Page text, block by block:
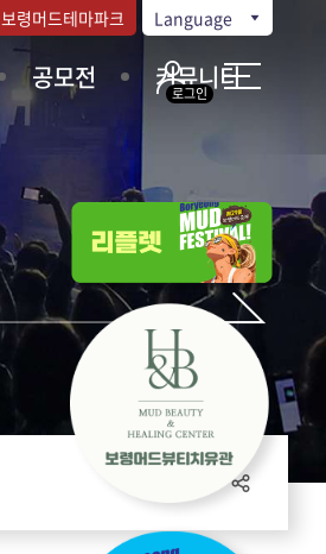
공모전 커뮤니티
보령머드테마파크 Language
로그인